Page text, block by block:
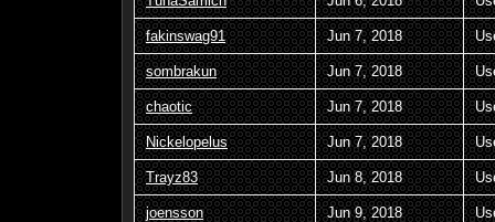
fakinswag91 Jun 7, 2018
sombrakun Jun 7, 2018
chaotic Jun 7, 2018
Nickelopelus Jun 7, 2018
Trayz83 Jun 8, 2018
joensson Jun 9, 2018